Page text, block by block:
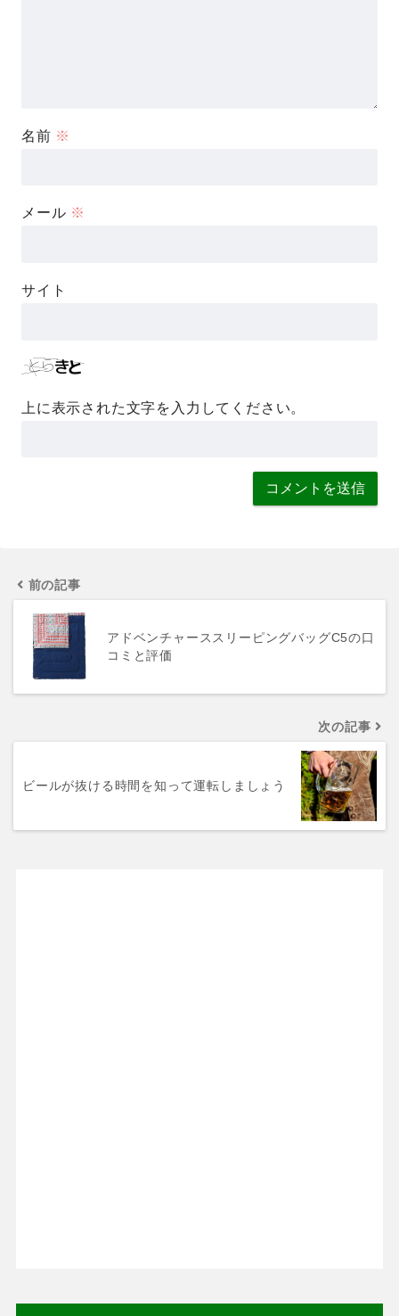
名前 ※
メール ※
サイト
上に表示された文字を入力してください。
前の記事
アドベンチャーススリーピングバッグC5の口
コミと評価
次の記事
ビールが抜ける時間を知って運転しましょう